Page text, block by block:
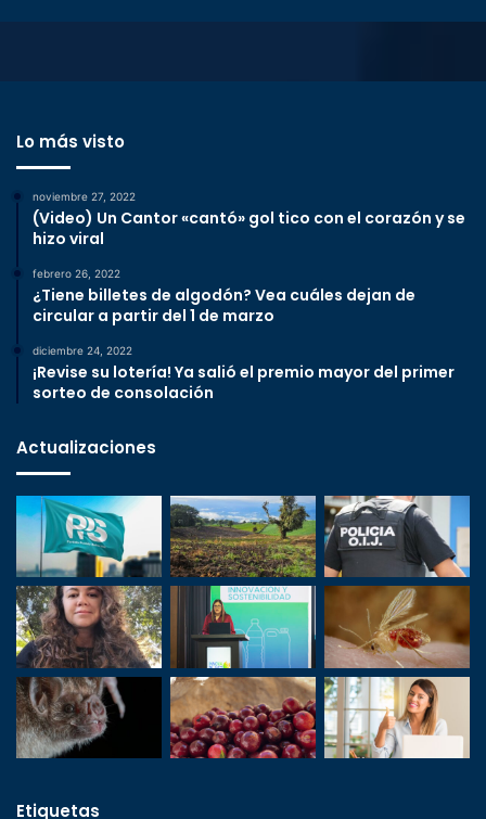
Lo más visto
noviembre 27, 2022
(Video) Un Cantor «cantó» gol tico con el corazón y se
hizo viral
febrero 26, 2022
¿Tiene billetes de algodón? Vea cuáles dejan de
circular a partir del 1 de marzo
diciembre 24, 2022
¡Revise su lotería! Ya salió el premio mayor del primer
sorteo de consolación
Actualizaciones
Etiquetas